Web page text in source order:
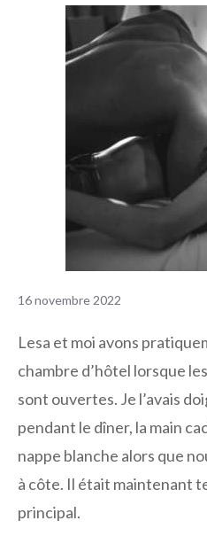
16 novembre 2022
Lesa et moi avons
chambre d’hôtel lorsque
sont ouvertes. Je l’avais
pendant le dîner, la main
nappe blanche alors que
à côte. Il était maintenant
principal.